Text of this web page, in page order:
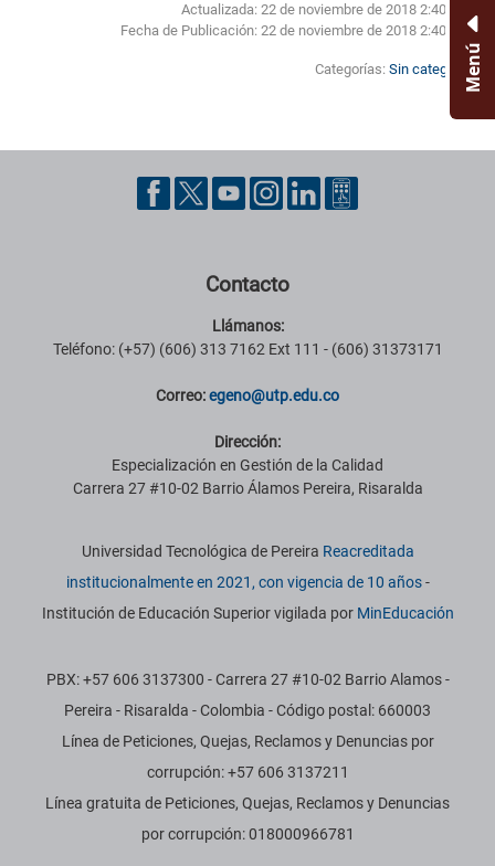
Actualizada: 22 de noviembre de 2018 2:40 PM
Fecha de Publicación: 22 de noviembre de 2018 2:40 PM
Categorías: Sin categoríaMenú
Pie de página con información de contacto, redes sociales y datos
Contacto
Llámanos:
Teléfono: (+57) (606) 313 7162 Ext 111 - (606) 31373171
Correo:egeno@utp.edu.co
Dirección:
Especialización en Gestión de la Calidad
Carrera 27 #10-02 Barrio Álamos Pereira, Risaralda
Información institucional
Universidad Tecnológica de Pereira Reacreditada
institucionalmente en 2021, con vigencia de 10 años-
Institución de Educación Superior vigilada por MinEducación
PBX: +57 606 3137300 - Carrera 27 #10-02 Barrio Alamos -
Pereira - Risaralda - Colombia - Código postal: 660003
Línea de Peticiones, Quejas, Reclamos y Denuncias por
corrupción: +57 606 3137211
Línea gratuita de Peticiones, Quejas, Reclamos y Denuncias
por corrupción: 018000966781